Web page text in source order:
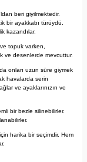
beri giyilmektedir.
bir ayakkabı türüydü.
kazandılar.
topuk varken,
ve desenlerde mevcuttur.
onları uzun süre giymek
havalarda serin
ve ayaklarınızın ve
bir bezle silinebilirler.
harika bir seçimdir. Hem